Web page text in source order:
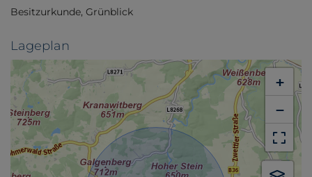
Besitzurkunde Grünblick
Lageplan
+
−